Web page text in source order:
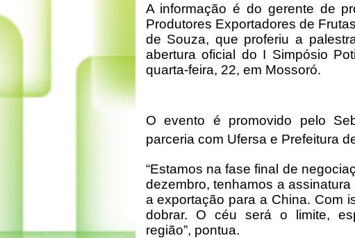
A informação é do gerente de
Produtores Exportadores de
de Souza, que proferiu a
abertura oficial do I Simpósio
quarta-feira, 22, em Mossoró.
O evento é promovido pelo
parceria com Ufersa e Prefeitura
“Estamos na fase final de
dezembro, tenhamos a
a exportação para a China. Com
dobrar. O céu será o limite,
região”, pontua.